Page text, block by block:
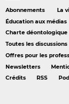
Abonnements La
Éducation aux médias
Charte déontologique
Toutes les discussions
Offres pour les
Newsletters
Crédits
RSS